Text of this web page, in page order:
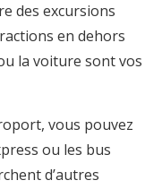
des excursions
en dehors
la voiture sont vos
vous pouvez
ou les bus
d’autres